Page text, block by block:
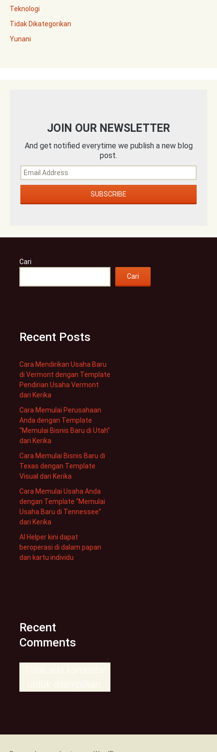
Teknologi
Tidak Dikategorikan
Yunani
JOIN OUR NEWSLETTER
And get notified everytime we publish a new blog
post.
Cari
Cari
Recent Posts
Cara Mendirikan Usaha Baru
di Vermont dengan Template
Pendirian Usaha Vermont
dari Kerika
Cara Memulai Perusahaan
Anda dengan Template
“Memulai Bisnis Baru di Utah”
dari Kerika
Cara Memulai Bisnis Baru di
Texas dengan Template
Visual dari Kerika
Cara Memulai Usaha Anda
dengan Template “Memulai
Usaha Baru di Tennessee”
dari Kerika
AI Helper kini dapat
beroperasi di dalam papan
dan kartu individu
Recent
Comments
Tidak ada komentar
untuk ditampilkan.